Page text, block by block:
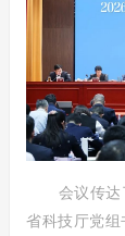
会议传达
省科技厅党